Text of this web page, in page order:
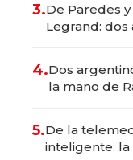
3.De Paredes
Legrand:
4.Dos
la mano de
5.De la
inteligente: